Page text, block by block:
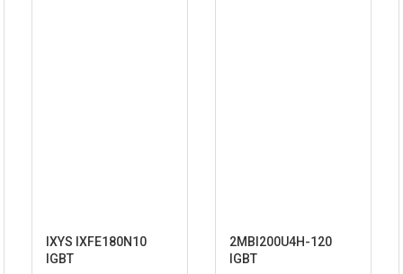
IXYS IXFE180N10
IGBT
2MBI200U4H-120
IGBT